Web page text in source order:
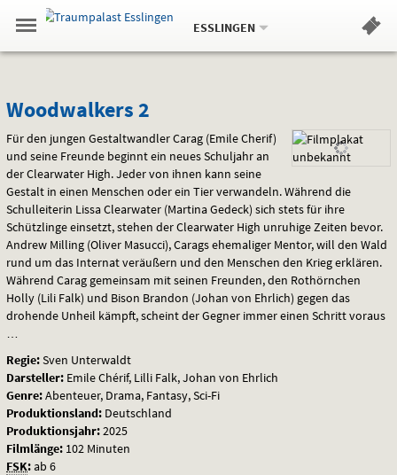
Springe
zum
,zum
.
Navigation
Gehe
zur
Standortauswahl
Standort:
ESSLINGEN.
Hinweis
Woodwalkers
2
Woodwalkers 2
Für den jungen Gestaltwandler Carag (Emile Cherif)
und seine Freunde beginnt ein neues Schuljahr an
der Clearwater High. Jeder von ihnen kann seine
Gestalt in einen Menschen oder ein Tier verwandeln. Während die
Schulleiterin Lissa Clearwater (Martina Gedeck) sich stets für ihre
Schützlinge einsetzt, stehen der Clearwater High unruhige Zeiten bevor.
Andrew Milling (Oliver Masucci), Carags ehemaliger Mentor, will den Wald
rund um das Internat veräußern und den Menschen den Krieg erklären.
Während Carag gemeinsam mit seinen Freunden, den Rothörnchen
Holly (Lili Falk) und Bison Brandon (Johan von Ehrlich) gegen das
drohende Unheil kämpft, scheint der Gegner immer einen Schritt voraus
Regie:Sven Unterwaldt
Darsteller: Emile Chérif, Lilli Falk, Johan von Ehrlich
Genre:Abenteuer, Drama, Fantasy, Sci-Fi
Produktionsland: Deutschland
Produktionsjahr:2025
Filmlänge: 102 Minuten
FSK:ab 6